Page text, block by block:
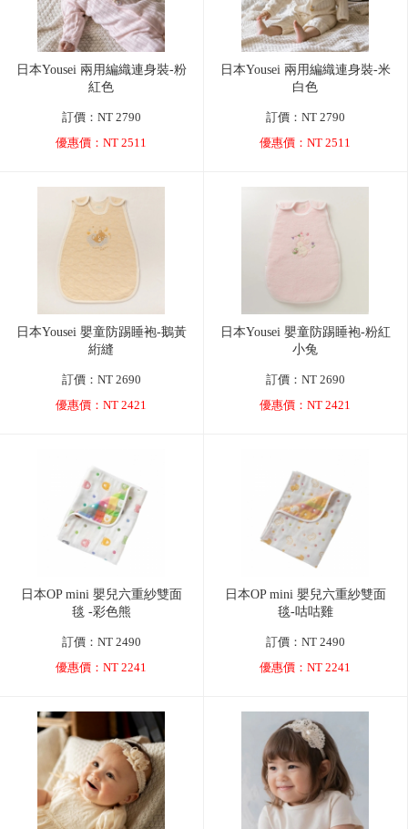
日本Yousei 兩用編織連身裝-粉
紅色
訂價：NT 2790
優惠價：NT 2511
日本Yousei 兩用編織連身裝-米
白色
訂價：NT 2790
優惠價：NT 2511
日本Yousei 嬰童防踢睡袍-鵝黃
絎縫
訂價：NT 2690
優惠價：NT 2421
日本Yousei 嬰童防踢睡袍-粉紅
小兔
訂價：NT 2690
優惠價：NT 2421
日本OP mini 嬰兒六重紗雙面
毯 -彩色熊
訂價：NT 2490
優惠價：NT 2241
日本OP mini 嬰兒六重紗雙面
毯-咕咕雞
訂價：NT 2490
優惠價：NT 2241